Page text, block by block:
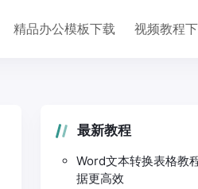
精品办公模板下载 视频教程
最新教程
Word文本转换表格教
据更高效